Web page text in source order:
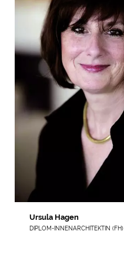
Ursula Hagen
DIPLOM-INNENARCHITEKTIN (FH)